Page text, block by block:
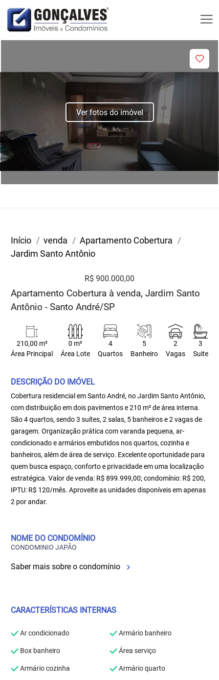
Ver fotos do imóvel
Início venda
Apartamento Cobertura
Jardim Santo Antônio
R$ 900.000,00
Apartamento Cobertura à venda, Jardim Santo
Antônio - Santo André/SP
210,00 m²
Área Principal
0 m²
Área Lote
4
Quartos
5
Banheiro
2
Vagas
3
Suite
DESCRIÇÃO DO IMÓVEL
Cobertura residencial em Santo André, no Jardim Santo Antônio,
com distribuição em dois pavimentos e 210 m² de área interna.
São 4 quartos, sendo 3 suítes, 2 salas, 5 banheiros e 2 vagas de
garagem. Organização prática com varanda pequena, ar-
condicionado e armários embutidos nos quartos, cozinha e
banheiros, além de área de serviço. Excelente oportunidade para
quem busca espaço, conforto e privacidade em uma localização
estratégica. Valor de venda: R$ 899.999,00; condomínio: R$ 200,
IPTU: R$ 120/mês. Aproveite as unidades disponíveis em apenas
2 por andar.
NOME DO CONDOMÍNIO
CONDOMINIO JAPÃO
Saber mais sobre o condomínio
CARACTERÍSTICAS INTERNAS
Ar condicionado Armário banheiro
Box banheiro Área serviço
Armário cozinha Armário quarto